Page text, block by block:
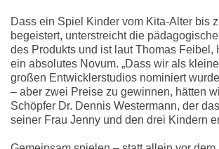
Dass ein Spiel Kinder vom Kita-Alter bis
begeistert, unterstreicht die
des Produkts und ist laut Thomas Feibel,
ein absolutes Novum. „Dass wir als
großen Entwicklerstudios nominiert
– aber zwei Preise zu gewinnen, hätten
Schöpfer Dr. Dennis Westermann, der
seiner Frau Jenny und den drei Kindern